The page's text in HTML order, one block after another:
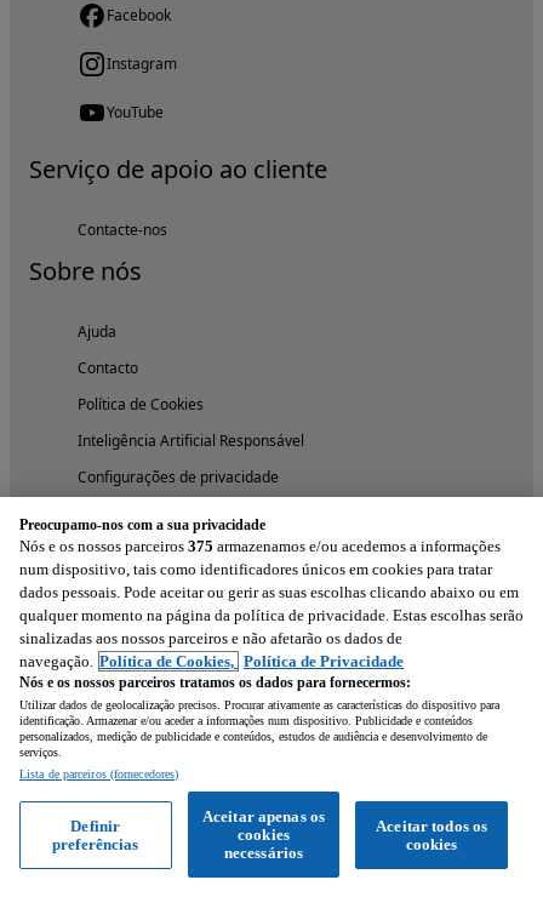
Facebook
Instagram
YouTube
Serviço de apoio ao cliente
Contacte-nos
Sobre nós
Ajuda
Contacto
Política de Cookies
Inteligência Artificial Responsável
Configurações de privacidade
Política de Privacidade
Livro de Reclamações online
Serviços e ferramentas
Profissionais no Standvirtual
Tarifário Particulares
Artigos e Notícias
Test Drives
Programa Usados ACAP
Preocupamo-nos com a sua privacidade
Nós e os nossos parceiros 375 armazenamos e/ou acedemos a informações
num dispositivo, tais como identificadores únicos em cookies para tratar
dados pessoais. Pode aceitar ou gerir as suas escolhas clicando abaixo ou em
qualquer momento na página da política de privacidade. Estas escolhas serão
sinalizadas aos nossos parceiros e não afetarão os dados de
navegação. Política de Cookies, Política de Privacidade
Nós e os nossos parceiros tratamos os dados para fornecermos:
Utilizar dados de geolocalização precisos. Procurar ativamente as características do dispositivo para
identificação. Armazenar e/ou aceder a informações num dispositivo. Publicidade e conteúdos
personalizados, medição de publicidade e conteúdos, estudos de audiência e desenvolvimento de
serviços.
Lista de parceiros (fornecedores)
Aceitar todos os
cookies
Aceitar apenas os
cookies
necessários
Definir
preferências